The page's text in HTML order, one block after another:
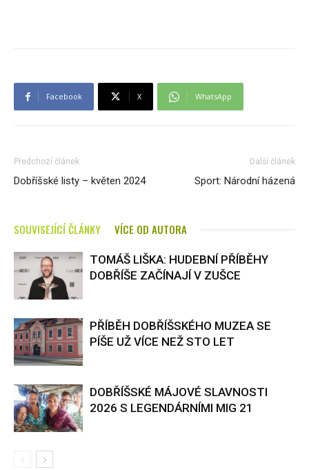
Facebook X WhatsApp
Předchozí článek
Dobříšské listy – květen 2024
Další článek
Sport: Národní házená
SOUVISEJÍCÍ ČLÁNKY VÍCE OD AUTORA
TOMÁŠ LIŠKA: HUDEBNÍ PŘÍBĚHY
DOBŘÍŠE ZAČÍNAJÍ V ZUŠCE
PŘÍBĚH DOBŘÍŠSKÉHO MUZEA SE
PÍŠE UŽ VÍCE NEŽ STO LET
DOBŘÍŠSKÉ MÁJOVÉ SLAVNOSTI
2026 S LEGENDÁRNÍMI MIG 21